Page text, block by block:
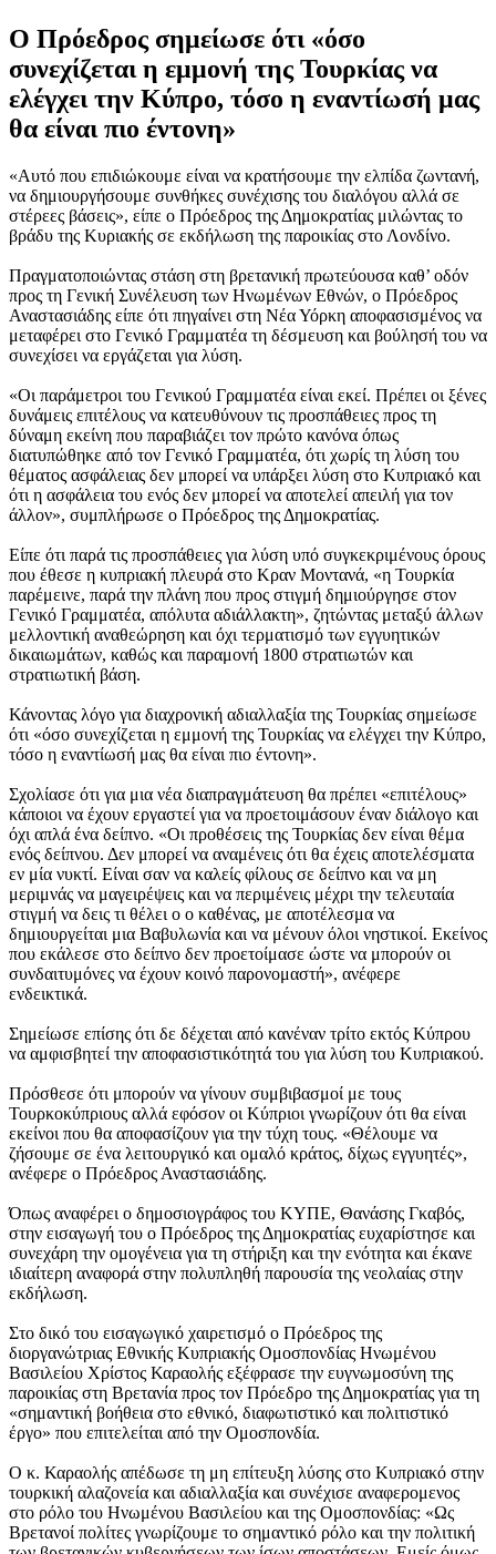
O Πρόεδρος σημείωσε ότι «όσο
συνεχίζεται η εμμονή της Τουρκίας να
ελέγχει την Κύπρο, τόσο η εναντίωσή μας
θα είναι πιο έντονη»
«Αυτό που επιδιώκουμε είναι να κρατήσουμε την ελπίδα ζωντανή,
να δημιουργήσουμε συνθήκες συνέχισης του διαλόγου αλλά σε
στέρεες βάσεις», είπε ο Πρόεδρος της Δημοκρατίας μιλώντας το
βράδυ της Κυριακής σε εκδήλωση της παροικίας στο Λονδίνο.
Πραγματοποιώντας στάση στη βρετανική πρωτεύουσα καθ’ οδόν
προς τη Γενική Συνέλευση των Ηνωμένων Εθνών, ο Πρόεδρος
Αναστασιάδης είπε ότι πηγαίνει στη Νέα Υόρκη αποφασισμένος να
μεταφέρει στο Γενικό Γραμματέα τη δέσμευση και βούλησή του να
συνεχίσει να εργάζεται για λύση.
«Οι παράμετροι του Γενικού Γραμματέα είναι εκεί. Πρέπει οι ξένες
δυνάμεις επιτέλους να κατευθύνουν τις προσπάθειες προς τη
δύναμη εκείνη που παραβιάζει τον πρώτο κανόνα όπως
διατυπώθηκε από τον Γενικό Γραμματέα, ότι χωρίς τη λύση του
θέματος ασφάλειας δεν μπορεί να υπάρξει λύση στο Κυπριακό και
ότι η ασφάλεια του ενός δεν μπορεί να αποτελεί απειλή για τον
άλλον», συμπλήρωσε ο Πρόεδρος της Δημοκρατίας.
Είπε ότι παρά τις προσπάθειες για λύση υπό συγκεκριμένους όρους
που έθεσε η κυπριακή πλευρά στο Κραν Μοντανά, «η Τουρκία
παρέμεινε, παρά την πλάνη που προς στιγμή δημιούργησε στον
Γενικό Γραμματέα, απόλυτα αδιάλλακτη», ζητώντας μεταξύ άλλων
μελλοντική αναθεώρηση και όχι τερματισμό των εγγυητικών
δικαιωμάτων, καθώς και παραμονή 1800 στρατιωτών και
στρατιωτική βάση.
Κάνοντας λόγο για διαχρονική αδιαλλαξία της Τουρκίας σημείωσε
ότι «όσο συνεχίζεται η εμμονή της Τουρκίας να ελέγχει την Κύπρο,
τόσο η εναντίωσή μας θα είναι πιο έντονη».
Σχολίασε ότι για μια νέα διαπραγμάτευση θα πρέπει «επιτέλους»
κάποιοι να έχουν εργαστεί για να προετοιμάσουν έναν διάλογο και
όχι απλά ένα δείπνο. «Οι προθέσεις της Τουρκίας δεν είναι θέμα
ενός δείπνου. Δεν μπορεί να αναμένεις ότι θα έχεις αποτελέσματα
εν μία νυκτί. Είναι σαν να καλείς φίλους σε δείπνο και να μη
μεριμνάς να μαγειρέψεις και να περιμένεις μέχρι την τελευταία
στιγμή να δεις τι θέλει ο ο καθένας, με αποτέλεσμα να
δημιουργείται μια Βαβυλωνία και να μένουν όλοι νηστικοί. Εκείνος
που εκάλεσε στο δείπνο δεν προετοίμασε ώστε να μπορούν οι
συνδαιτυμόνες να έχουν κοινό παρονομαστή», ανέφερε
ενδεικτικά.
Σημείωσε επίσης ότι δε δέχεται από κανέναν τρίτο εκτός Κύπρου
να αμφισβητεί την αποφασιστικότητά του για λύση του Κυπριακού.
Πρόσθεσε ότι μπορούν να γίνουν συμβιβασμοί με τους
Τουρκοκύπριους αλλά εφόσον οι Κύπριοι γνωρίζουν ότι θα είναι
εκείνοι που θα αποφασίζουν για την τύχη τους. «Θέλουμε να
ζήσουμε σε ένα λειτουργικό και ομαλό κράτος, δίχως εγγυητές»,
ανέφερε ο Πρόεδρος Αναστασιάδης.
Όπως αναφέρει ο δημοσιογράφος του ΚΥΠΕ, Θανάσης Γκαβός,
στην εισαγωγή του ο Πρόεδρος της Δημοκρατίας ευχαρίστησε και
συνεχάρη την ομογένεια για τη στήριξη και την ενότητα και έκανε
ιδιαίτερη αναφορά στην πολυπληθή παρουσία της νεολαίας στην
εκδήλωση.
Στο δικό του εισαγωγικό χαιρετισμό ο Πρόεδρος της
διοργανώτριας Εθνικής Κυπριακής Ομοσπονδίας Ηνωμένου
Βασιλείου Χρίστος Καραολής εξέφρασε την ευγνωμοσύνη της
παροικίας στη Βρετανία προς τον Πρόεδρο της Δημοκρατίας για τη
«σημαντική βοήθεια στο εθνικό, διαφωτιστικό και πολιτιστικό
έργο» που επιτελείται από την Ομοσπονδία.
Ο κ. Καραολής απέδωσε τη μη επίτευξη λύσης στο Κυπριακό στην
τουρκική αλαζονεία και αδιαλλαξία και συνέχισε αναφερομενος
στο ρόλο του Ηνωμένου Βασιλείου και της Ομοσπονδίας: «Ως
Βρετανοί πολίτες γνωρίζουμε το σημαντικό ρόλο και την πολιτική